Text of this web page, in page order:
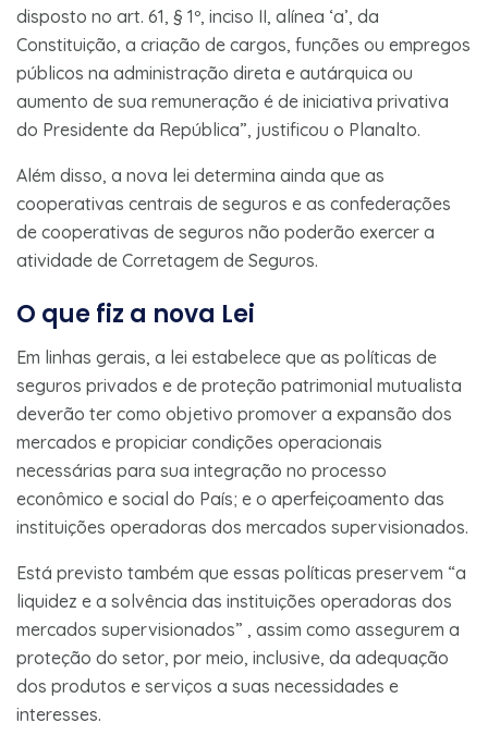
disposto no art. 61, § 1º, inciso II, alínea ‘a’, da
Constituição, a criação de cargos, funções ou empregos
públicos na administração direta e autárquica ou
aumento de sua remuneração é de iniciativa privativa
do Presidente da República”, justificou o Planalto.
Além disso, a nova lei determina ainda que as
cooperativas centrais de seguros e as confederações
de cooperativas de seguros não poderão exercer a
atividade de Corretagem de Seguros.
O que fiz a nova Lei
Em linhas gerais, a lei estabelece que as políticas de
seguros privados e de proteção patrimonial mutualista
deverão ter como objetivo promover a expansão dos
mercados e propiciar condições operacionais
necessárias para sua integração no processo
econômico e social do País; e o aperfeiçoamento das
instituições operadoras dos mercados supervisionados.
Está previsto também que essas políticas preservem “a
liquidez e a solvência das instituições operadoras dos
mercados supervisionados” , assim como assegurem a
proteção do setor, por meio, inclusive, da adequação
dos produtos e serviços a suas necessidades e
interesses.